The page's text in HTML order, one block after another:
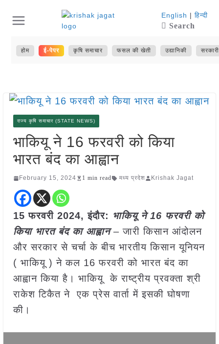
content
English | हिन्दी
Search
होम ई-पेपर कृषि समाचार फसल की खेती उद्यानिकी
राज्य कृषि समाचार (STATE NEWS)
भाकियू ने 16 फरवरी को किया
भारत बंद का आह्वान
February 15, 2024 1 min read मध्य प्रदेश Krishak Jagat
15 फरवरी 2024,इंदौर: भाकियू ने 16 फरवरी को
किया भारत बंद का आह्वान– जारी किसान आंदोलन
और सरकार से चर्चा के बीच भारतीय किसान यूनियन
( भाकियू ) ने कल 16 फरवरी को भारत बंद का
आह्वान किया है। भाकियू के राष्ट्रीय प्रवक्ता श्री
राकेश टिकैत ने एक प्रेस वार्ता में इसकी घोषणा
की।